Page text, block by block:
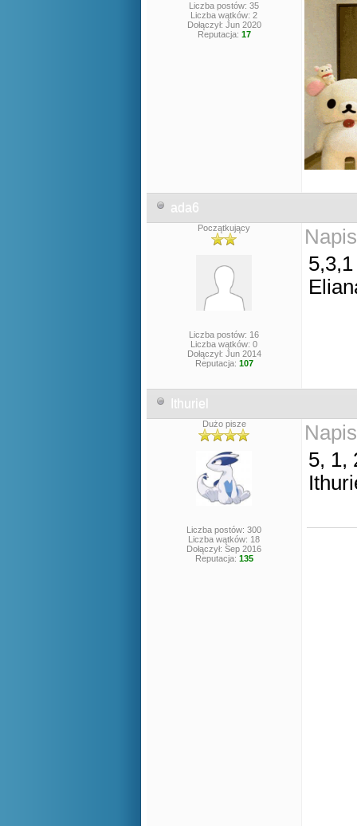
Liczba postów: 35
Liczba wątków: 2
Dołączył: Jun 2020
Reputacja: 17
ada6
Początkujący
Liczba postów: 16
Liczba wątków: 0
Dołączył: Jun 2014
Reputacja: 107
5,3,1
Ithuriel
Dużo pisze
Liczba postów: 300
Liczba wątków: 18
Dołączył: Sep 2016
Reputacja: 135
5, 1,